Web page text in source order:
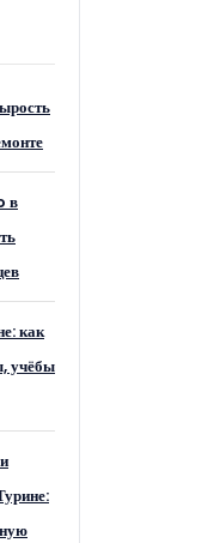
в
как
учёбы